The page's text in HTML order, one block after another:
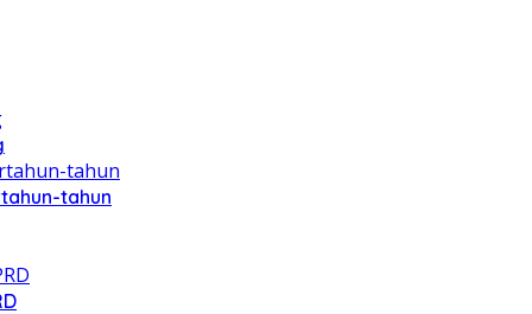
tahun